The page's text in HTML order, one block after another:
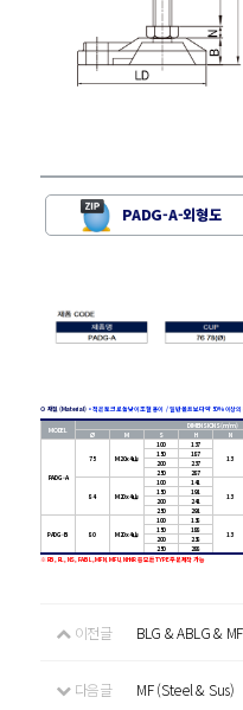
PADG-A-외형도
⊙ 재질 (Material) •적은 토크로 높낮이 조절 용이 /일반 볼트보다 약 50% 이상
MODEL
DIMENSIONS(m/m)
Ø
M S H N
PADG-A
75 M20x4山
100
137
13
150
187
200
237
250
287
84 M20x4山
100
141
13
150
191
200
241
250
291
PADG-B 80 M20x4山
100
138
13
150
188
200
238
250
288
※ RB, RL, NS, FABL, MFN, MFU, NHNR 등 모든 TYPE 주문제작 가능
이전글 BLG & ABLG &
다음글 MF (Steel & Sus)